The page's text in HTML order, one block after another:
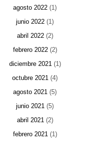
agosto 2022 (1)
junio 2022 (1)
abril 2022(2)
febrero 2022(2)
diciembre 2021(1)
octubre 2021 (4)
agosto 2021 (5)
junio 2021 (5)
abril 2021(2)
febrero 2021(1)